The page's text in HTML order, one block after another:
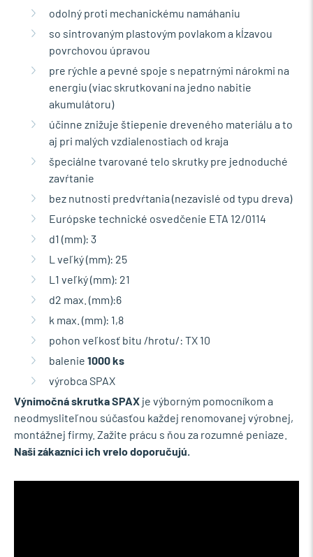
odolný proti mechanickému namáhaniu
so sintrovaným plastovým povlakom a kĺzavou
povrchovou úpravou
pre rýchle a pevné spoje s nepatrnými nárokmi na
energiu (viac skrutkovaní na jedno nabitie
akumulátoru)
účinne znižuje štiepenie dreveného materiálu a to
aj pri malých vzdialenostiach od kraja
špeciálne tvarované telo skrutky pre jednoduché
zavŕtanie
bez nutnosti predvŕtania (nezavislé od typu dreva)
Európske technické osvedčenie ETA 12/0114
d1 (mm): 3
L veľký (mm): 25
L1 veľký (mm): 21
d2 max. (mm):6
k max. (mm): 1,8
pohon veľkosť bitu /hrotu/: TX 10
balenie 1000 ks
výrobca SPAX
Výnimočná skrutka SPAX je výborným pomocníkom a
neodmysliteľnou súčasťou každej renomovanej výrobnej,
montážnej firmy. Zažite prácu s ňou za rozumné peniaze.
Naši zákazníci ich vrelo doporučujú.